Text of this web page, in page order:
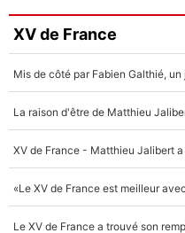
XV de France